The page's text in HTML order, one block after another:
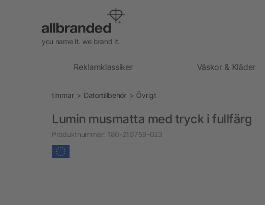
you name it. we brand it.
Reklamklassiker Väskor & Kläder
timmar Datortillbehör Övrigt
Lumin musmatta med tryck i fullfärg
Produktnummer: 180-210759-023